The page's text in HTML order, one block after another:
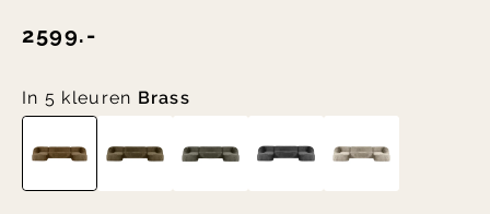
2599.-
In 5 kleuren Brass